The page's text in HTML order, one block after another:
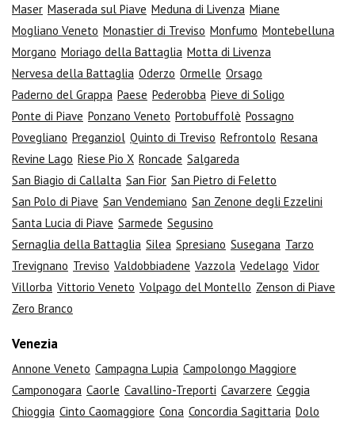
Maser Maserada sul Piave Meduna di Livenza Miane
Mogliano Veneto Monastier di Treviso Monfumo Montebelluna
Morgano Moriago della Battaglia Motta di Livenza
Nervesa della Battaglia Oderzo Ormelle Orsago
Paderno del Grappa Paese Pederobba Pieve di Soligo
Ponte di Piave Ponzano Veneto Portobuffolè Possagno
Povegliano Preganziol Quinto di Treviso Refrontolo Resana
Revine Lago Riese Pio X Roncade Salgareda
San Biagio di Callalta San Fior San Pietro di Feletto
San Polo di Piave San Vendemiano San Zenone degli Ezzelini
Santa Lucia di Piave Sarmede Segusino
Sernaglia della Battaglia Silea Spresiano Susegana Tarzo
Trevignano Treviso Valdobbiadene Vazzola Vedelago Vidor
Villorba Vittorio Veneto Volpago del Montello Zenson di Piave
Zero Branco
Venezia
Annone Veneto Campagna Lupia Campolongo Maggiore
Camponogara Caorle Cavallino-Treporti Cavarzere Ceggia
Chioggia Cinto Caomaggiore Cona Concordia Sagittaria Dolo